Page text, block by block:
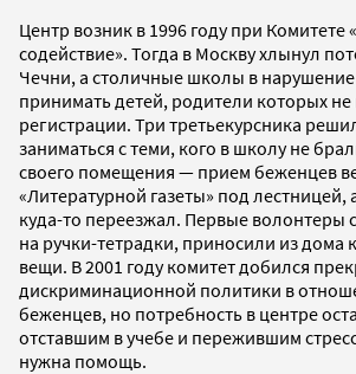
Центр возник в 1996 году при Комитете
содействие». Тогда в Москву хлынул
Чечни, а столичные школы в нарушение
принимать детей, родители которых
регистрации. Три третьекурсника
заниматься с теми, кого в школу не
своего помещения — прием беженцев
«Литературной газеты» под лестницей,
куда-то переезжал. Первые волонтеры
на ручки-тетрадки, приносили из дома
вещи. В 2001 году комитет добился
дискриминационной политики в
беженцев, но потребность в центре
отставшим в учебе и пережившим
нужна помощь.